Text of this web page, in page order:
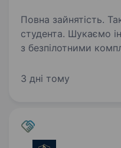
Повна зайнятість.
студента. Шукаємо інженера БПЛА для роботи
з безпілотними
до впровадження
спроможностей…
3 дні тому